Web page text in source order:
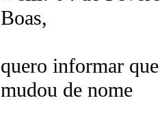
Boas,
quero informar
mudou de nome